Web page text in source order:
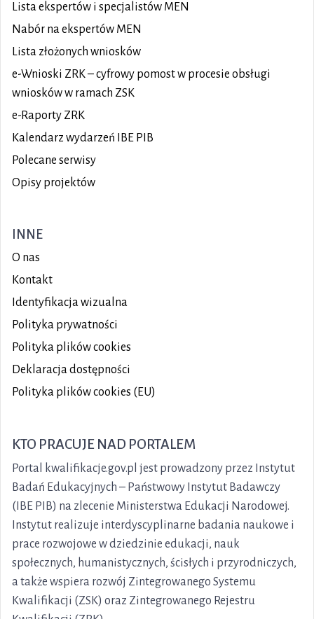
Lista ekspertów i specjalistów MEN
Nabór na ekspertów MEN
Lista złożonych wniosków
e-Wnioski ZRK – cyfrowy pomost w procesie obsługi
wniosków w ramach ZSK
e-Raporty ZRK
Kalendarz wydarzeń IBE PIB
Polecane serwisy
Opisy projektów
INNE
O nas
Kontakt
Identyfikacja wizualna
Polityka prywatności
Polityka plikówcookies
Deklaracja dostępności
Polityka plików cookies (EU)
KTO PRACUJE NAD PORTALEM
Portal kwalifikacje.gov.pl jest prowadzony przez Instytut
Badań Edukacyjnych – Państwowy Instytut Badawczy
(IBE PIB) na zlecenie Ministerstwa Edukacji Narodowej.
Instytut realizuje interdyscyplinarne badania naukowe i
prace rozwojowe w dziedzinie edukacji, nauk
społecznych, humanistycznych, ścisłych i przyrodniczych,
a także wspiera rozwój Zintegrowanego Systemu
Kwalifikacji (ZSK) oraz Zintegrowanego Rejestru